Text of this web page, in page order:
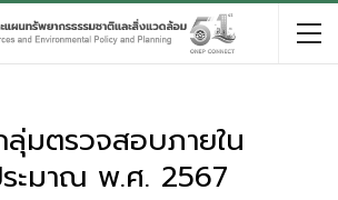
มตรวจสอบภายใน
ะมาณ พ.ศ. 2567